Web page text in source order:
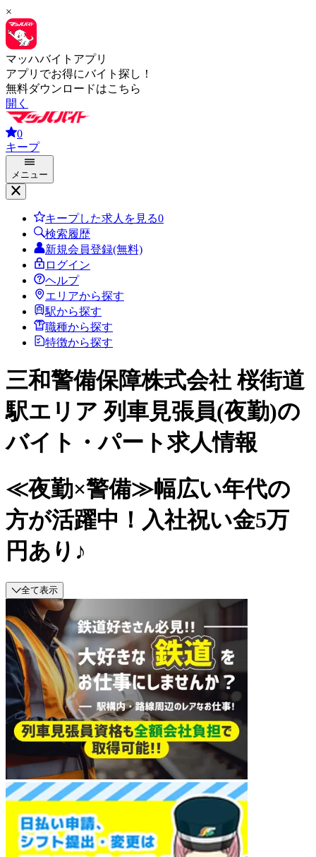
×
マッハバイトアプリ
アプリでお得にバイト探し！
無料ダウンロードはこちら
開く
0
キープ
メニュー
キープした求人を見る0
検索履歴
新規会員登録(無料)
ログイン
ヘルプ
エリアから探す
駅から探す
職種から探す
特徴から探す
三和警備保障株式会社 桜街道
駅エリア 列車見張員(夜勤)の
バイト・パート求人情報
≪夜勤×警備≫幅広い年代の
方が活躍中！入社祝い金5万
円あり♪
全て表示